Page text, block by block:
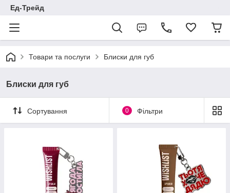
Ед-Трейд
Товари та послуги Блиски для губ
Блиски для губ
Сортування 0 Фільтри